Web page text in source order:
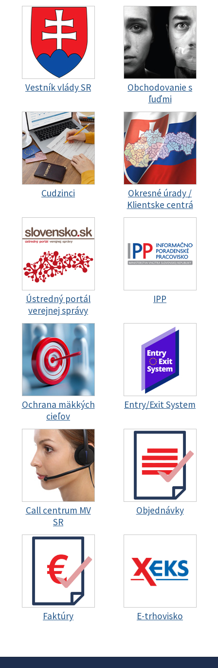
Vestník vlády SR
Obchodovanie s
ľuďmi
Cudzinci
Okresné úrady /
Klientske centrá
Ústredný portál
verejnej správy
IPP
Ochrana mäkkých
cieľov
Entry/Exit System
Call centrum MV
SR
Objednávky
Faktúry E-trhovisko